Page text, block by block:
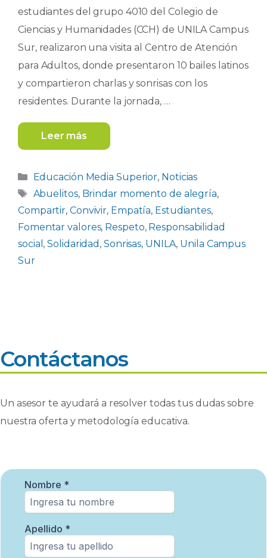
estudiantes del grupo 4010 del Colegio de
Ciencias y Humanidades (CCH) de UNILA Campus
Sur, realizaron una visita al Centro de Atención
para Adultos, donde presentaron 10 bailes latinos
y compartieron charlas y sonrisas con los
residentes. Durante la jornada, …
Leer más
Categorías
Educación Media Superior, Noticias
Etiquetas
Abuelitos, Brindar momento de alegría,
Compartir, Convivir, Empatía, Estudiantes,
Fomentar valores, Respeto, Responsabilidad
social ,Solidaridad , Sonrisas, UNILA, Unila Campus
Sur
Contáctanos
Un asesor te ayudará a resolver todas tus dudas sobre
nuestra oferta y metodología educativa.